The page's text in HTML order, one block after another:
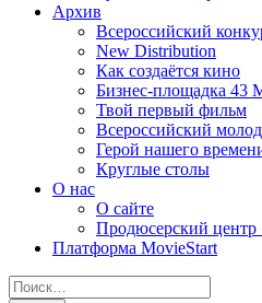
Архив
Всероссийский
New Distribution
Как создаётся кино
Бизнес-площадка
Твой первый фильм
Всероссийский
Герой нашего
Круглые столы
О нас
О сайте
Продюсерский центр
Платформа MovieStart